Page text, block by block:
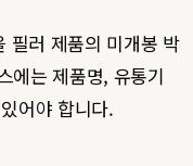
필러 제품의 미개봉 박
에는 제품명, 유통기
어야 합니다.